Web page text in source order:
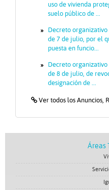
uso de vivienda
suelo público de ...
Decreto
de 7 de julio, por el
puesta en funcio...
Decreto
de 8 de julio, de
designación de ...
Icono
Enlace
Ver todos los Anuncios,
Áreas